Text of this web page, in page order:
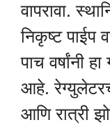
वापरावा.
निकृष्ट पाईप
पाच वर्षांनी
आहे.
आणि रात्री